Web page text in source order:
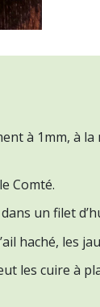
à 1mm, à
Comté.
un filet
haché, les
les cuire à